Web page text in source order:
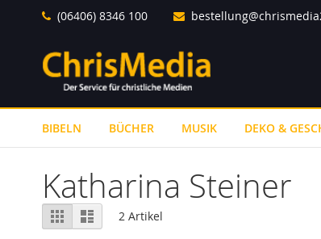
Direkt
Inhalt
(06406) 8346 100
BIBELN BÜCHER MUSIK DEKO &
Katharina Steiner
Ansicht
als
RasterListe 2 Artikel